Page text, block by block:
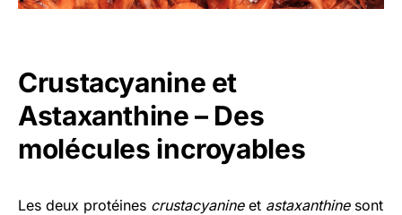
Crustacyanine et
Astaxanthine – Des
molécules incroyables
Les deux protéines crustacyanineet astaxanthinesont